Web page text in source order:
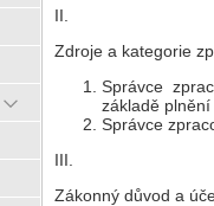
II.
Zdroje a kategorie
Správce
základě plnění
Správce
III.
Zákonný důvod a